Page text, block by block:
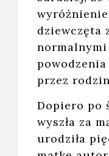
dziewczęta
normalnymi
przez
Dopiero po
wyszła za
urodziła